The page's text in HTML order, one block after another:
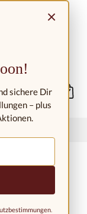
8122,
×
sichere Dir
– plus
.